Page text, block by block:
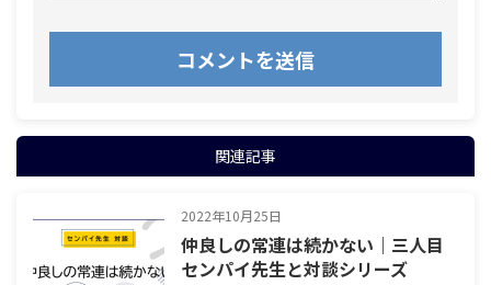
関連記事
2022年10月25日
仲良しの常連は続かない｜三人目
センパイ先生と対談シリーズ